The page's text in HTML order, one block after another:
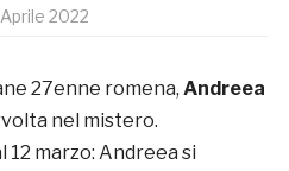
2022
27enne romena, Andreea
nel mistero.
12 marzo: Andreea si